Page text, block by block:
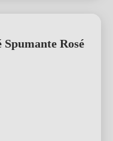
Spumante Rosé
di 5 su 5 stelle